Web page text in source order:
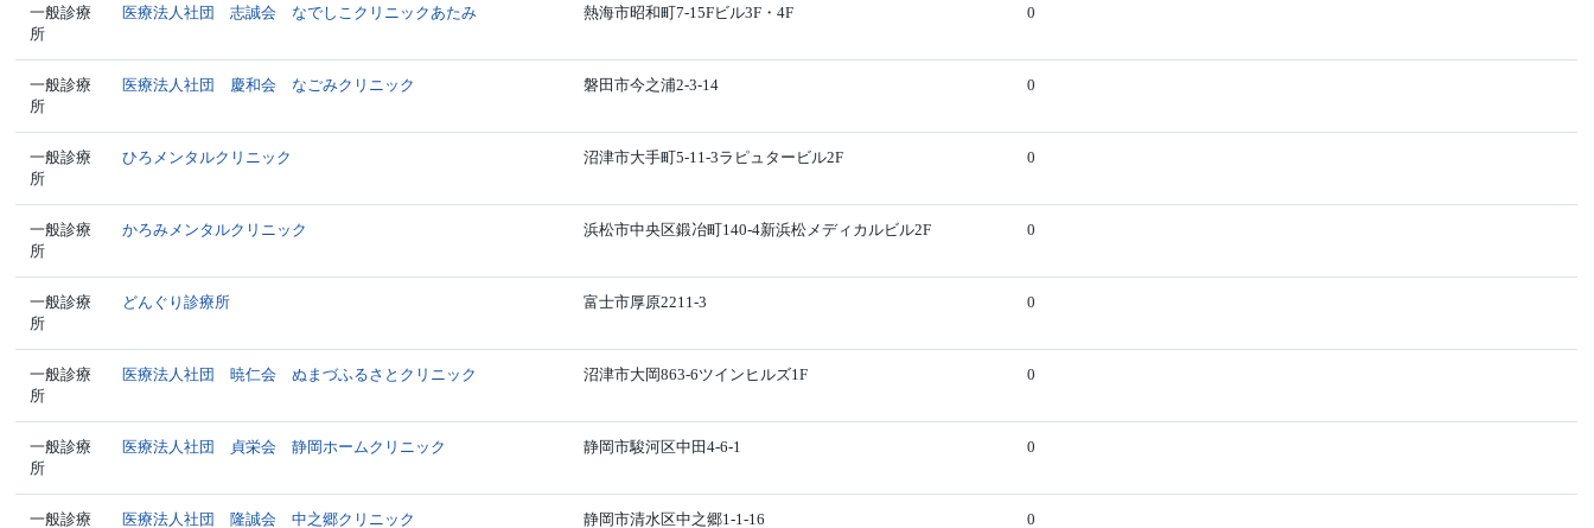
一般診療
所
医療法人社団 志誠会 なでしこクリニックあたみ 熱海市昭和町7-15Fビル3F・4F 0
一般診療
所
医療法人社団 慶和会 なごみクリニック 磐田市今之浦2-3-14 0
一般診療
所
ひろメンタルクリニック 沼津市大手町5-11-3ラピュタービル2F 0
一般診療
所
かろみメンタルクリニック 浜松市中央区鍛冶町140-4新浜松メディカルビル2F 0
一般診療
所
どんぐり診療所 富士市厚原2211-3 0
一般診療
所
医療法人社団 暁仁会 ぬまづふるさとクリニック 沼津市大岡863-6ツインヒルズ1F 0
一般診療
所
医療法人社団 貞栄会 静岡ホームクリニック 静岡市駿河区中田4-6-1 0
一般診療 医療法人社団 隆誠会 中之郷クリニック 静岡市清水区中之郷1-1-16 0